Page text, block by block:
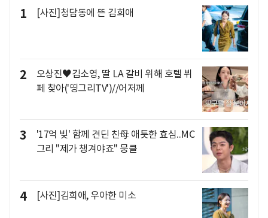
1 [사진]청담동에 뜬 김희애
2
오상진♥김소영, 딸 LA 갈비 위해 호텔 뷔
페 찾아('띵그리TV')//어저께
3
'17억 빚' 함께 견딘 친母 애틋한 효심..MC
그리 "제가 챙겨야죠" 뭉클
4 [사진]김희애, 우아한 미소